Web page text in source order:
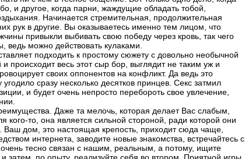
и другое, когда парни, жаждущие обладать тобой,
Начинается стремительная, продолжительная
рук в другие. Вы оказываетесь именно тем лицом, что
привыкли выбивать свою победу через кровь, так чего
можно действовать кулаками.
подходить к простому сюжету с довольно необычной
происходит весь этот сыр бор, выглядит не таким уж и
своих оппонентов на конфликт. Да ведь это
сразу несколько десятков принцев. Секс затмил
и будет очень непросто перебороть свое увлечение,
Даже та мелочь, которая делает Вас слабым,
кого-то, она является сильной стороной, ради которой они
Ваш дом, это настоящая крепость, приходит сюда чаще,
интернета, заводите новые знакомства, встречайтесь с
тесно связан с нашим, реальным, а потому, ищите